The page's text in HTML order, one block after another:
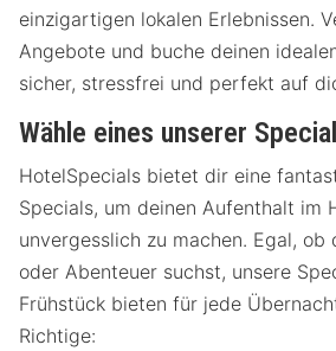
einzigartigen lokalen Erlebnissen.
Angebote und buche deinen
sicher, stressfrei und perfekt auf
Wähle eines unserer
HotelSpecials bietet dir eine
Specials, um deinen Aufenthalt im
unvergesslich zu machen. Egal, ob
oder Abenteuer suchst, unsere
Frühstück bieten für jede
Richtige: